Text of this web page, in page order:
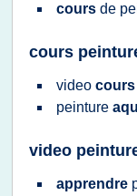
cours de
cours
video cours
peinture
video
apprendre